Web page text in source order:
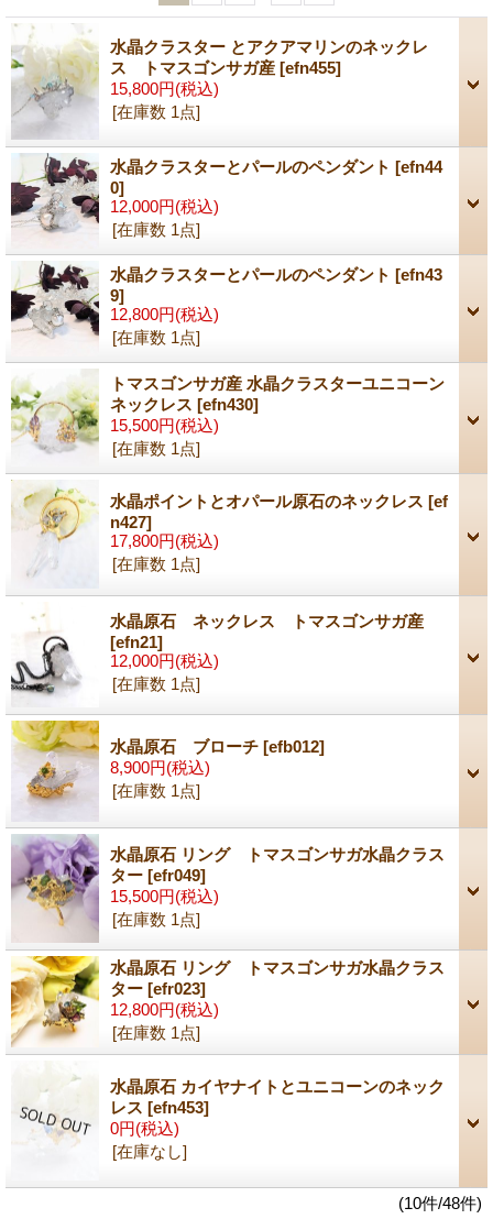
水晶クラスター とアクアマリンのネックレ
ス トマスゴンサガ産 [efn455]
15,800円(税込)
[在庫数 1点]
水晶クラスターとパールのペンダント [efn44
0]
12,000円(税込)
[在庫数 1点]
水晶クラスターとパールのペンダント [efn43
9]
12,800円(税込)
[在庫数 1点]
トマスゴンサガ産 水晶クラスターユニコーン
ネックレス [efn430]
15,500円(税込)
[在庫数 1点]
水晶ポイントとオパール原石のネックレス [ef
n427]
17,800円(税込)
[在庫数 1点]
水晶原石 ネックレス トマスゴンサガ産
[efn21]
12,000円(税込)
[在庫数 1点]
水晶原石 ブローチ [efb012]
8,900円(税込)
[在庫数 1点]
水晶原石 リング トマスゴンサガ水晶クラス
ター [efr049]
15,500円(税込)
[在庫数 1点]
水晶原石 リング トマスゴンサガ水晶クラス
ター [efr023]
12,800円(税込)
[在庫数 1点]
水晶原石 カイヤナイトとユニコーンのネック
レス [efn453]
0円(税込)
[在庫なし]
(10件/48件)